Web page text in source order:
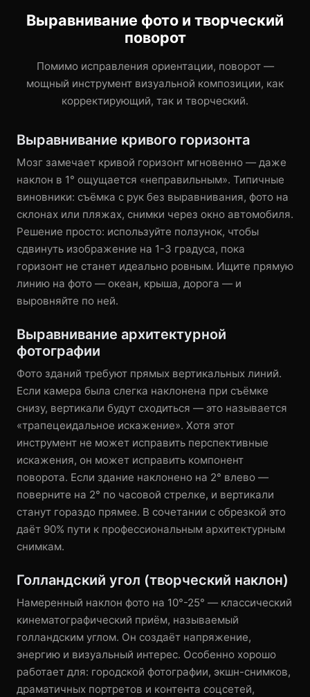
Выравнивание фото и творческий
поворот
Помимо исправления ориентации, поворот —
мощный инструмент визуальной композиции, как
корректирующий, так и творческий.
Выравнивание кривого горизонта
Мозг замечает кривой горизонт мгновенно — даже
наклон в 1° ощущается «неправильным». Типичные
виновники: съёмка с рук без выравнивания, фото на
склонах или пляжах, снимки через окно автомобиля.
Решение просто: используйте ползунок, чтобы
сдвинуть изображение на 1-3 градуса, пока
горизонт не станет идеально ровным. Ищите прямую
линию на фото — океан, крыша, дорога — и
выровняйте по ней.
Выравнивание архитектурной
фотографии
Фото зданий требуют прямых вертикальных линий.
Если камера была слегка наклонена при съёмке
снизу, вертикали будут сходиться — это называется
«трапецеидальное искажение». Хотя этот
инструмент не может исправить перспективные
искажения, он может исправить компонент
поворота. Если здание наклонено на 2° влево —
поверните на 2° по часовой стрелке, и вертикали
станут гораздо прямее. В сочетании с обрезкой это
даёт 90% пути к профессиональным архитектурным
снимкам.
Голландский угол (творческий наклон)
Намеренный наклон фото на 10°-25° — классический
кинематографический приём, называемый
голландским углом. Он создаёт напряжение,
энергию и визуальный интерес. Особенно хорошо
работает для: городской фотографии, экшн-снимков,
драматичных портретов и контента соцсетей,